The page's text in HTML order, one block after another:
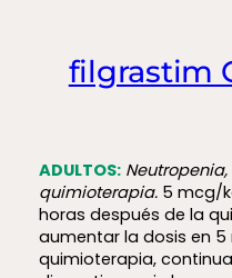
filgrastim
ADULTOS:
quimioterapia. 5 mcg/
horas después de la
aumentar la dosis en
quimioterapia,